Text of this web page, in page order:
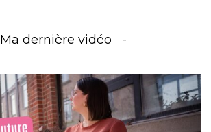
Ma dernière vidéo